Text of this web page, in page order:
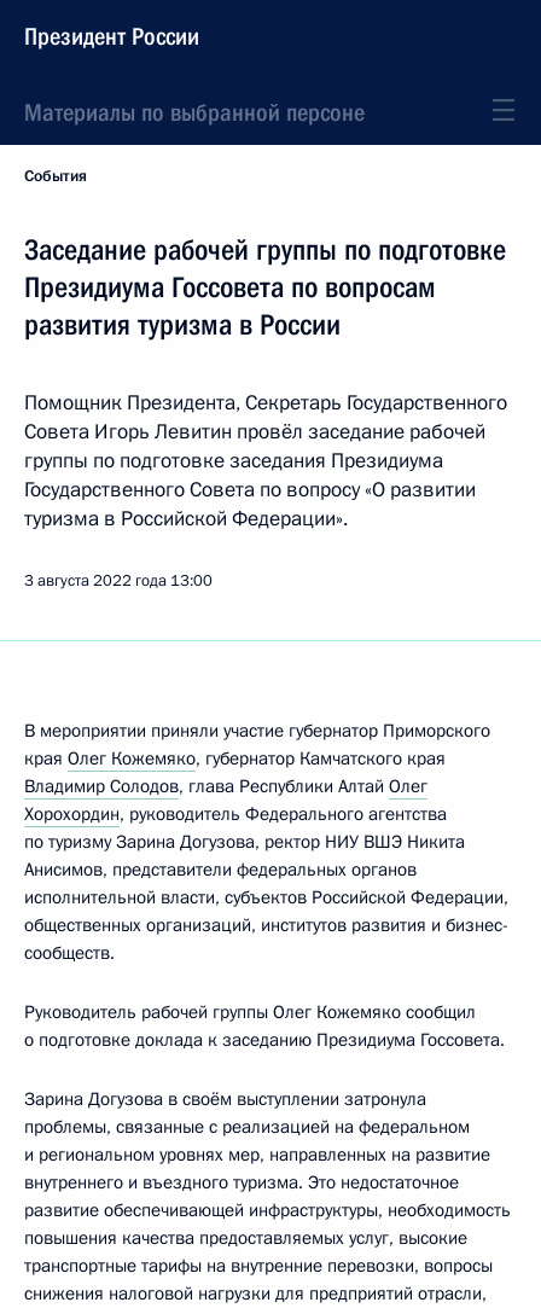
Президент России
Материалы по выбранной персоне
События
Заседание рабочей группы по подготовке
Президиума Госсовета по вопросам
развития туризма в России
Помощник Президента, Секретарь Государственного
Совета Игорь Левитин провёл заседание рабочей
группы по подготовке заседания Президиума
Государственного Совета по вопросу «О развитии
туризма в Российской Федерации».
3 августа 2022 года 13:00
В мероприятии приняли участие губернатор Приморского
края Олег Кожемяко, губернатор Камчатского края
Владимир Солодов, глава Республики Алтай Олег
Хорохордин, руководитель Федерального агентства
по туризму Зарина Догузова, ректор НИУ ВШЭ Никита
Анисимов, представители федеральных органов
исполнительной власти, субъектов Российской Федерации,
общественных организаций, институтов развития и бизнес-
сообществ.
Руководитель рабочей группы Олег Кожемяко сообщил
о подготовке доклада к заседанию Президиума Госсовета.
Зарина Догузова в своём выступлении затронула
проблемы, связанные с реализацией на федеральном
и региональном уровнях мер, направленных на развитие
внутреннего и въездного туризма. Это недостаточное
развитие обеспечивающей инфраструктуры, необходимость
повышения качества предоставляемых услуг, высокие
транспортные тарифы на внутренние перевозки, вопросы
снижения налоговой нагрузки для предприятий отрасли,